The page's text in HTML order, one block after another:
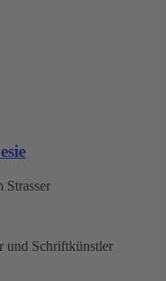
Strasser
und Schriftkünstler